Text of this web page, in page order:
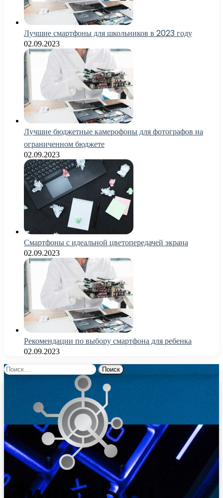
Лучшие смартфоны для школьников в 2023 году
02.09.2023
Лучшие бюджетные камерофоны для фотографов на
ограниченном бюджете
02.09.2023
Смартфоны с идеальной цветопередачей экрана
02.09.2023
Рекомендации по выбору смартфона для ребенка
02.09.2023
Найти: